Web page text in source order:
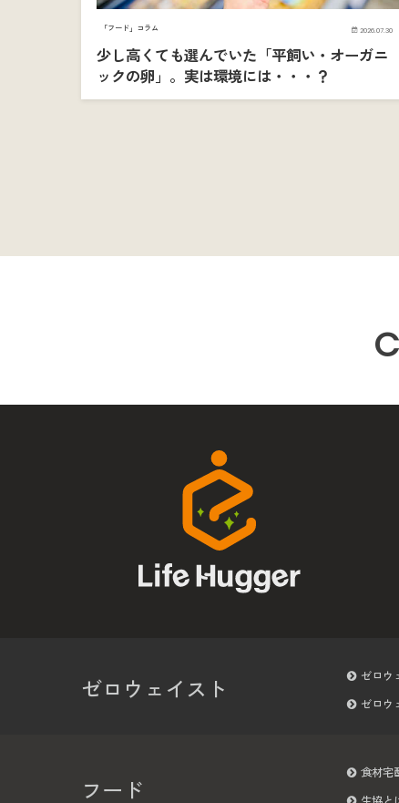
「フード」コラム 2026.07.30
少し高くても選んでいた「平飼い・オーガニ
ックの卵」。実は環境には・・・？
ゼロウェイスト
ゼロウ
ゼロウ
フード
食材宅